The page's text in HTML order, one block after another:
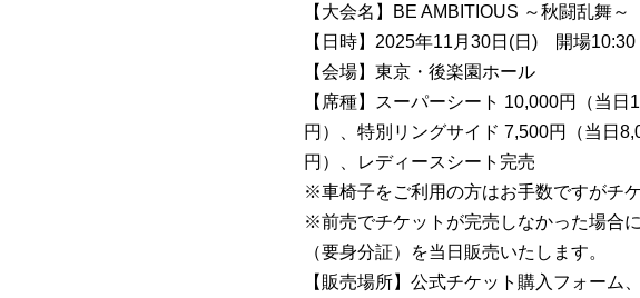
【大会名】BE AMBITIOUS ～秋闘乱舞～
【日時】2025年11月30日(日) 開場
【会場】東京・後楽園ホール
【席種】スーパーシート 10,000円（当
円）、特別リングサイド 7,500円（当日
円）、レディースシート完売
※車椅子をご利用の方はお手数ですがチ
※前売でチケットが完売しなかった場合
（要身分証）を当日販売いたします。
【販売場所】公式チケット購入フォーム